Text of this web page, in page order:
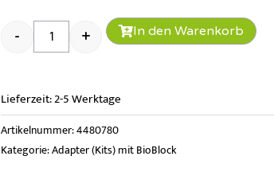
- + In den Warenkorb
Lieferzeit:2-5 Werktage
Artikelnummer:4480780
Kategorie:Adapter (Kits) mit BioBlock